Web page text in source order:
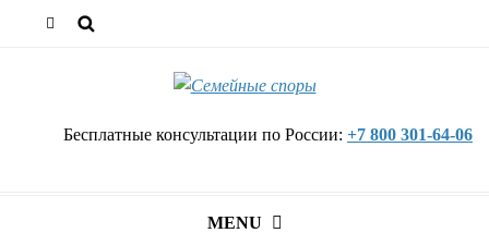
Бесплатные консультации по России: +7 800 301-64-06
MENU